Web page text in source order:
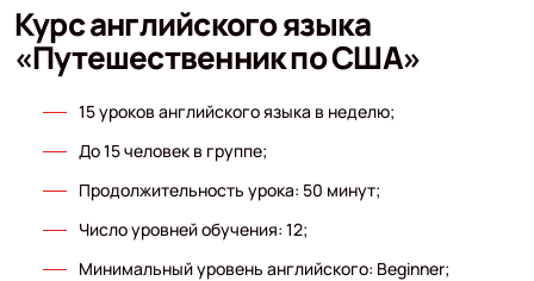
Курс английского языка
«Путешественник по США»
15 уроков английского языка в неделю;
До 15 человек в группе;
Продолжительность урока: 50 минут;
Число уровней обучения: 12;
Минимальный уровень английского: Beginner;